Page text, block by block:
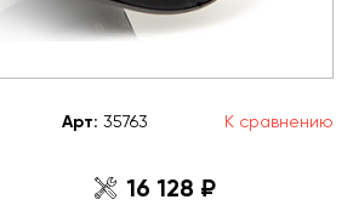
Арт: 35763 К сравнению
16 128 ₽